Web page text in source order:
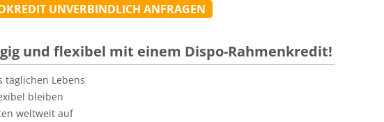
UNVERBINDLICH ANFRAGEN
und flexibel mit einem Dispo-Rahmenkredit!
täglichen Lebens
bleiben
weltweit auf